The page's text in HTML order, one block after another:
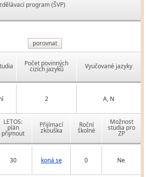
program (ŠVP)
porovnat
Počet povinných
cizích jazyků Vyučované jazyky
2 A, N
LETOS:
plán
přijmout
Přijímací
zkouška
Roční
školné
Možnost
studia pro
ZP
30 koná se 0 Ne